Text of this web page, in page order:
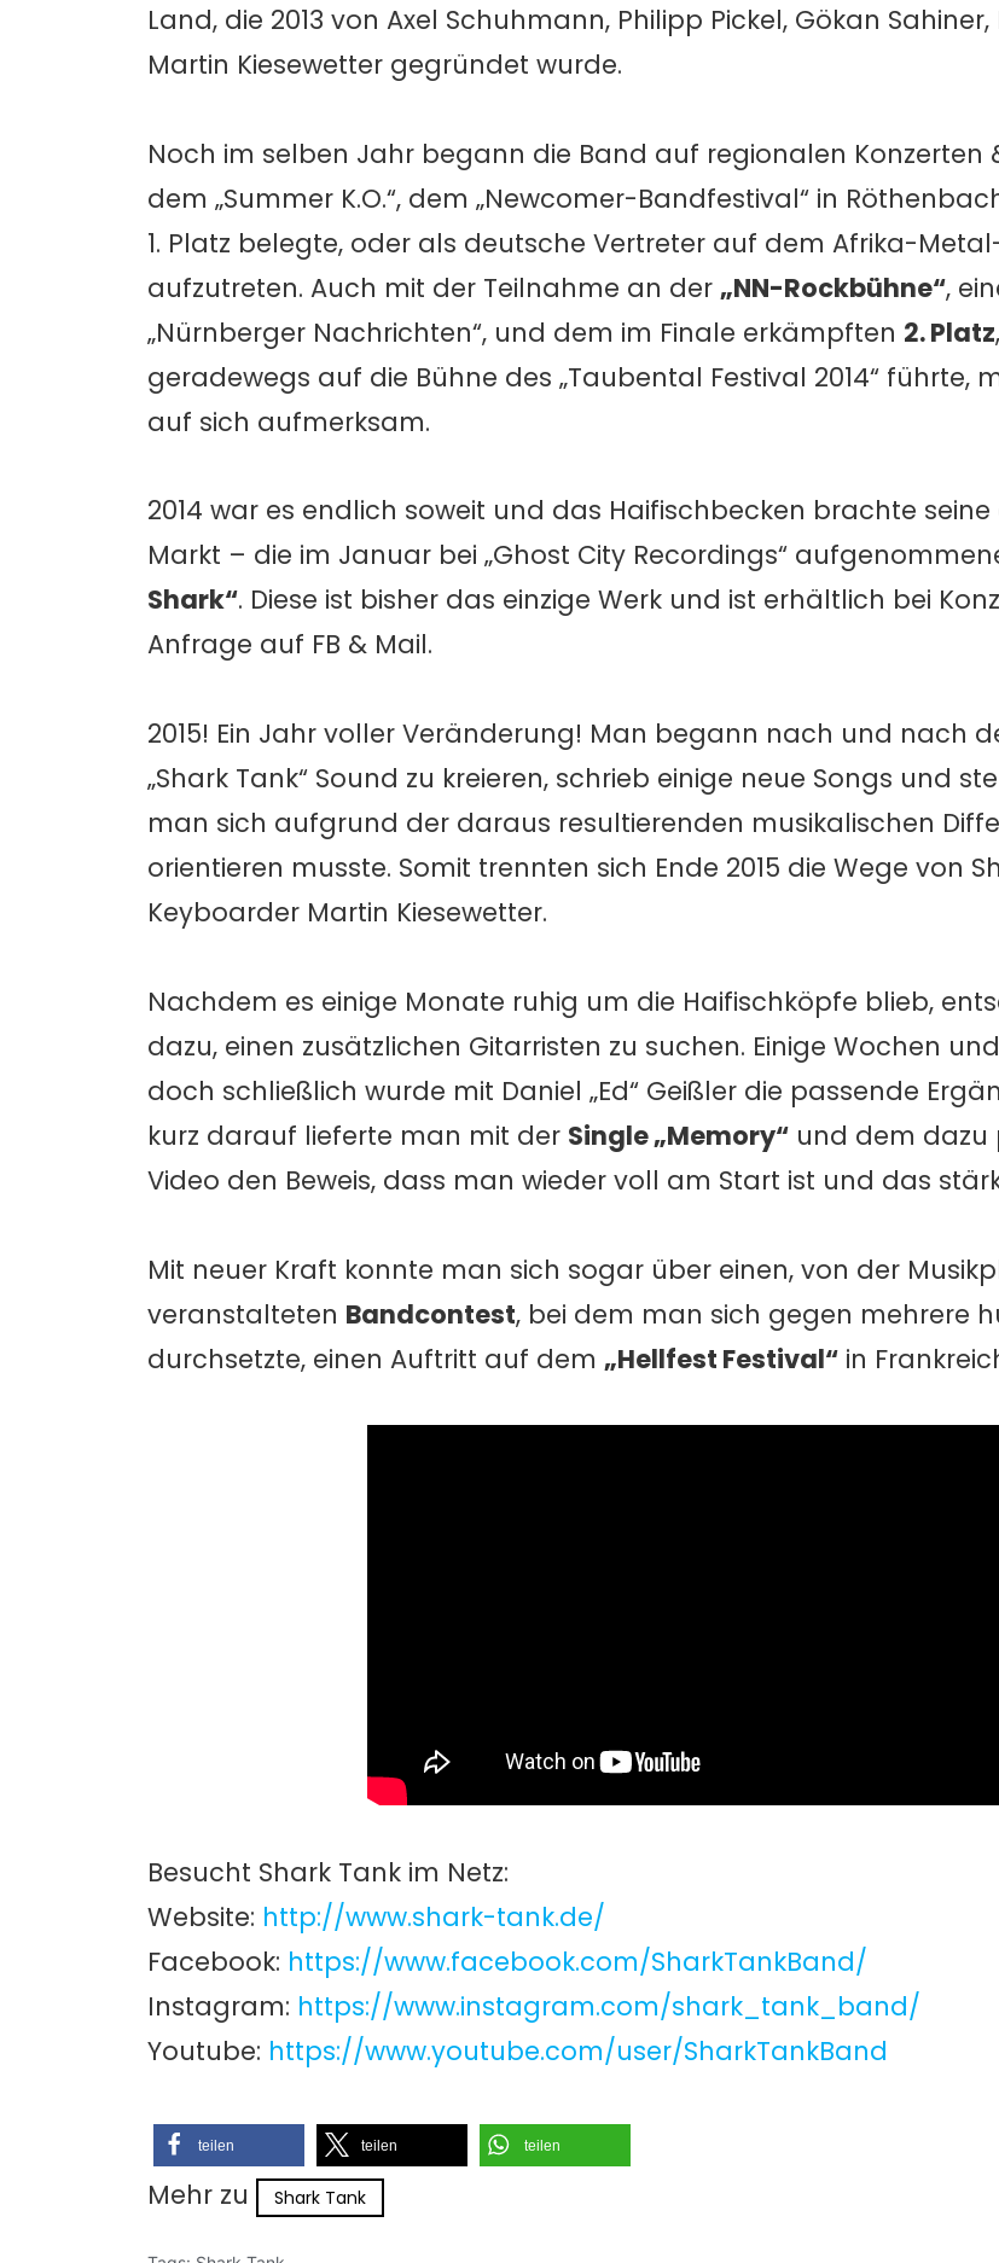
Land, die 2013 von Axel Schuhmann, Philipp Pickel, Gökan
Martin Kiesewetter gegründet wurde.
Noch im selben Jahr begann die Band auf regionalen Konzerten
dem „Summer K.O.“, dem „Newcomer-Bandfestival“ in
1. Platz belegte, oder als deutsche Vertreter auf dem Afrika-
aufzutreten. Auch mit der Teilnahme an der „NN-Rockbühne“,
„Nürnberger Nachrichten“, und dem im Finale erkämpften 2. Platz
geradewegs auf die Bühne des „Taubental Festival 2014“ führte,
auf sich aufmerksam.
2014 war es endlich soweit und das Haifischbecken brachte
Markt – die im Januar bei „Ghost City Recordings“
Shark“. Diese ist bisher das einzige Werk und ist erhältlich bei
Anfrage auf FB & Mail.
2015! Ein Jahr voller Veränderung! Man begann nach und nach
„Shark Tank“ Sound zu kreieren, schrieb einige neue Songs und
man sich aufgrund der daraus resultierenden musikalischen
orientieren musste. Somit trennten sich Ende 2015 die Wege von
Keyboarder Martin Kiesewetter.
Nachdem es einige Monate ruhig um die Haifischköpfe blieb,
dazu, einen zusätzlichen Gitarristen zu suchen. Einige Wochen
doch schließlich wurde mit Daniel „Ed“ Geißler die passende
kurz darauf lieferte man mit der Single „Memory“ und dem dazu
Video den Beweis, dass man wieder voll am Start ist und das
Mit neuer Kraft konnte man sich sogar über einen, von der
veranstalteten Bandcontest, bei dem man sich gegen mehrere
durchsetzte, einen Auftritt auf dem „Hellfest Festival“ in
Besucht Shark Tank im Netz:
Website: http://www.shark-tank.de/
Facebook: https://www.facebook.com/SharkTankBand/
Instagram: https://www.instagram.com/shark_tank_band/
Youtube: https://www.youtube.com/user/SharkTankBand
teilen teilen teilen
Mehr zu Shark Tank